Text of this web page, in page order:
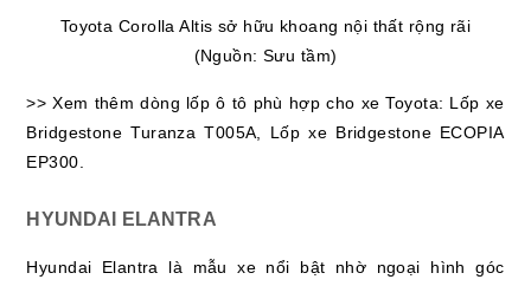
Toyota Corolla Altis sở hữu khoang nội thất rộng rãi
(Nguồn: Sưu tầm)
>> Xem thêm dòng lốp ô tô phù hợp cho xe Toyota: Lốp xe
Bridgestone Turanza T005A, Lốp xe Bridgestone ECOPIA
EP300.
HYUNDAI ELANTRA
Hyundai Elantra là mẫu xe nổi bật nhờ ngoại hình góc